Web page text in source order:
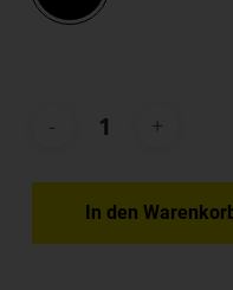
In den